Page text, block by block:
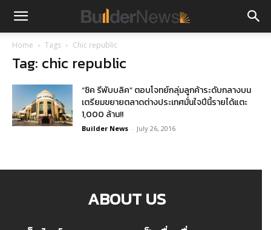
Home Tags Chic republic
Tag: chic republic
“ชิค รีพับบลิค” ตอบโจทย์กลุ่มลูกค้าระดับกลางบน
เตรียมขยายตลาดต่างประเทศมั่นใจปีนี้รายได้แตะ
1,000 ล้าน!!
Builder News - July 26, 2016
ABOUT US